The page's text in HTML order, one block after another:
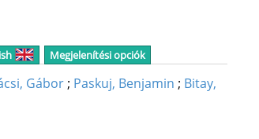
Megjelenítési opciók
Gábor; Paskuj, Benjamin ; Bitay,